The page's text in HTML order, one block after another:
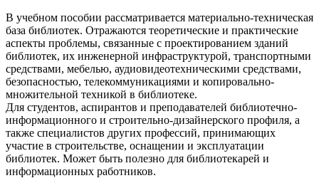
В учебном пособии рассматривается материально-техническая
база библиотек. Отражаются теоретические и практические
аспекты проблемы, связанные с проектированием зданий
библиотек, их инженерной инфраструктурой, транспортными
средствами, мебелью, аудиовидеотехническими средствами,
безопасностью, телекоммуникациями и копировально-
множительной техникой в библиотеке.
Для студентов, аспирантов и преподавателей библиотечно-
информационного и строительно-дизайнерского профиля, а
также специалистов других профессий, принимающих
участие в строительстве, оснащении и эксплуатации
библиотек. Может быть полезно для библиотекарей и
информационных работников.